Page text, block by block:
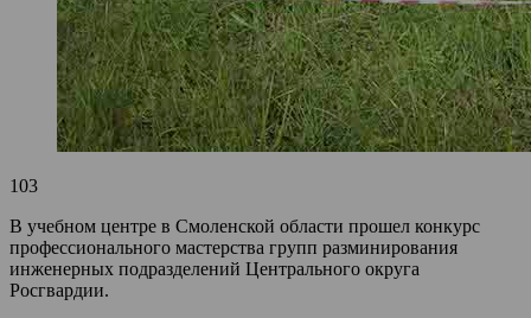
103
В учебном центре в Смоленской области прошел конкурс
профессионального мастерства групп разминирования
инженерных подразделений Центрального округа
Росгвардии.